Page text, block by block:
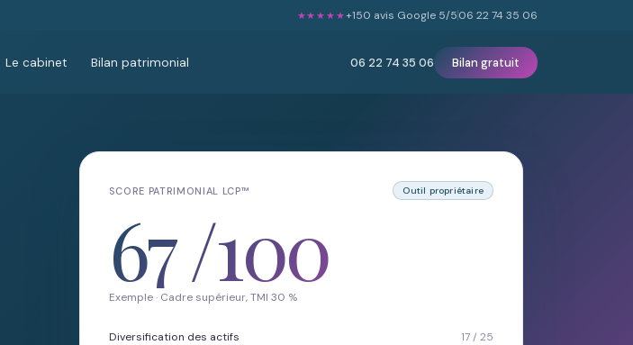
★★★★★+150 avis Google 5/506 22 74 35 06
Le cabinet Bilan patrimonial 06 22 74 35 06 Bilan gratuit
SCORE PATRIMONIAL LCP™ Outil propriétaire
67/100
Exemple · Cadre supérieur, TMI 30 %
Diversification des actifs 17 / 25